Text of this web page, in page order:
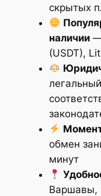
скрытых
наличии—
(USDT),
обмен
минут
Варшавы,